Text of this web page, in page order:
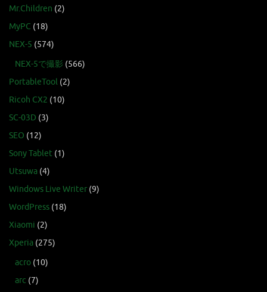
Mr.Children (2)
MyPC (18)
NEX-5 (574)
NEX-5で撮影 (566)
PortableTool (2)
Ricoh CX2 (10)
SC-03D (3)
SEO (12)
Sony Tablet (1)
Utsuwa (4)
Windows Live Writer (9)
WordPress (18)
Xiaomi (2)
Xperia (275)
acro (10)
arc (7)